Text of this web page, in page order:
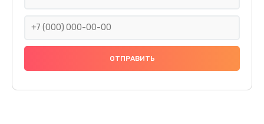
Замена праймера
1000 руб.